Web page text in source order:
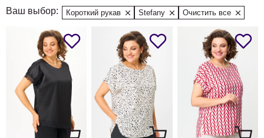
Ваш выбор: Короткий рукав Stefany Очистить все